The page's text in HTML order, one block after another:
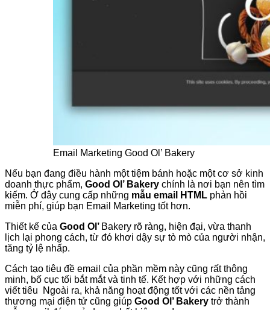
Email Marketing Good Ol’ Bakery
Nếu bạn đang điều hành một tiệm bánh hoặc một cơ sở kinh
doanh thực phẩm, Good Ol’ Bakery chính là nơi bạn nên tìm
kiếm. Ở đây cung cấp những mẫu email HTML phản hồi
miễn phí, giúp bạn Email Marketing tốt hơn.
Thiết kế của Good Ol’ Bakery rõ ràng, hiện đại, vừa thanh
lịch lại phong cách, từ đó khơi dậy sự tò mò của người nhận,
tăng tỷ lệ nhấp.
Cách tạo tiêu đề email của phần mềm này cũng rất thông
minh, bố cục tối bắt mắt và tinh tế. Kết hợp với những cách
viết tiêu Ngoài ra, khả năng hoạt động tốt với các nền tảng
thương mại điện tử cũng giúp Good Ol’ Bakery trở thành